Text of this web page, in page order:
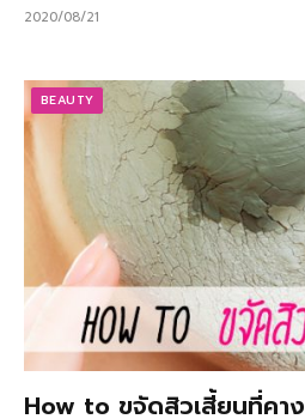
2020/08/21
BEAUTY
How to ขจัดสิวเสี้ยนที่คาง